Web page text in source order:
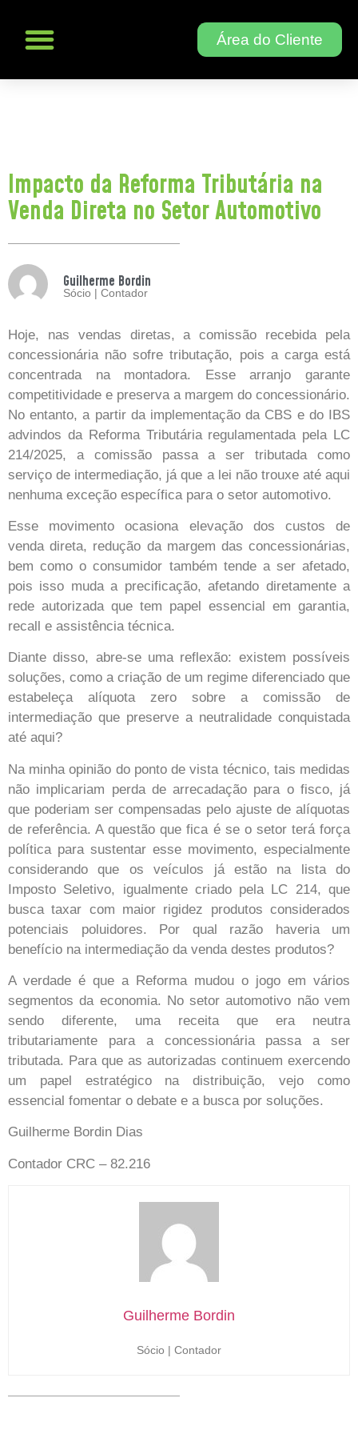
Área do Cliente
Impacto da Reforma Tributária na
Venda Direta no Setor Automotivo
Guilherme Bordin
Sócio | Contador
Hoje, nas vendas diretas, a comissão recebida pela
concessionária não sofre tributação, pois a carga está
concentrada na montadora. Esse arranjo garante
competitividade e preserva a margem do concessionário.
No entanto, a partir da implementação da CBS e do IBS
advindos da Reforma Tributária regulamentada pela LC
214/2025, a comissão passa a ser tributada como
serviço de intermediação, já que a lei não trouxe até aqui
nenhuma exceção específica para o setor automotivo.
Esse movimento ocasiona elevação dos custos de
venda direta, redução da margem das concessionárias,
bem como o consumidor também tende a ser afetado,
pois isso muda a precificação, afetando diretamente a
rede autorizada que tem papel essencial em garantia,
recall e assistência técnica.
Diante disso, abre-se uma reflexão: existem possíveis
soluções, como a criação de um regime diferenciado que
estabeleça alíquota zero sobre a comissão de
intermediação que preserve a neutralidade conquistada
até aqui?
Na minha opinião do ponto de vista técnico, tais medidas
não implicariam perda de arrecadação para o fisco, já
que poderiam ser compensadas pelo ajuste de alíquotas
de referência. A questão que fica é se o setor terá força
política para sustentar esse movimento, especialmente
considerando que os veículos já estão na lista do
Imposto Seletivo, igualmente criado pela LC 214, que
busca taxar com maior rigidez produtos considerados
potenciais poluidores. Por qual razão haveria um
benefício na intermediação da venda destes produtos?
A verdade é que a Reforma mudou o jogo em vários
segmentos da economia. No setor automotivo não vem
sendo diferente, uma receita que era neutra
tributariamente para a concessionária passa a ser
tributada. Para que as autorizadas continuem exercendo
um papel estratégico na distribuição, vejo como
essencial fomentar o debate e a busca por soluções.
Guilherme Bordin Dias
Contador CRC – 82.216
Guilherme Bordin
Sócio | Contador